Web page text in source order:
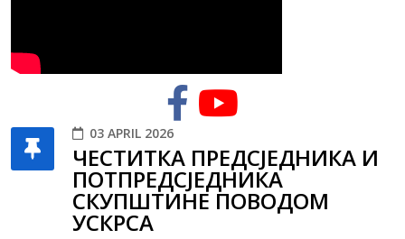
03 APRIL 2026
ЧЕСТИТКА ПРЕДСЈЕДНИКА И
ПОТПРЕДСЈЕДНИКА
СКУПШТИНЕ ПОВОДОМ
УСКРСА